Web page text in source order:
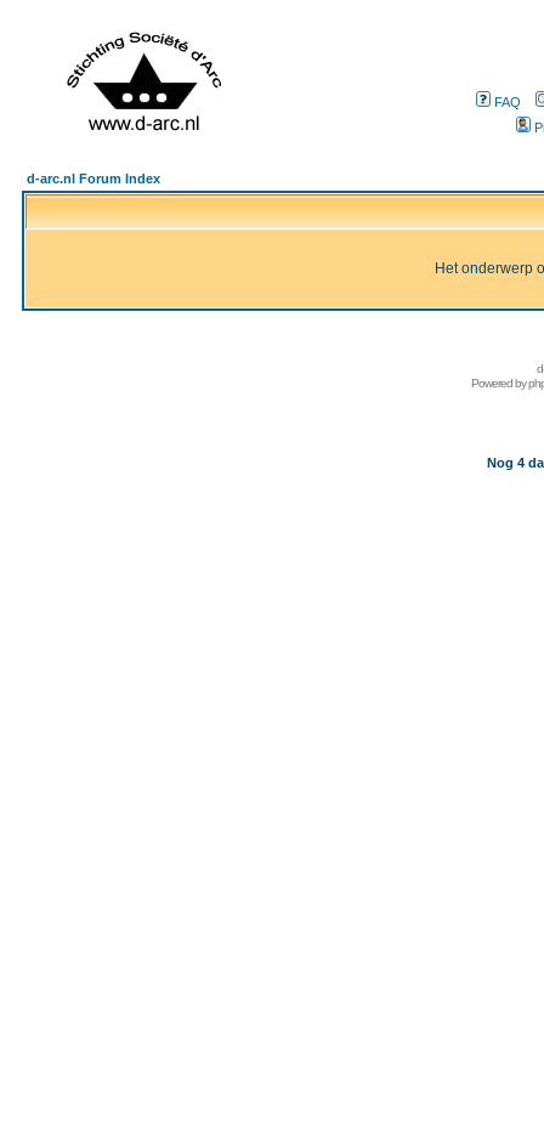
FAQ
d-arc.nl Forum Index
Het onderwerp
Powered by
Nog 4